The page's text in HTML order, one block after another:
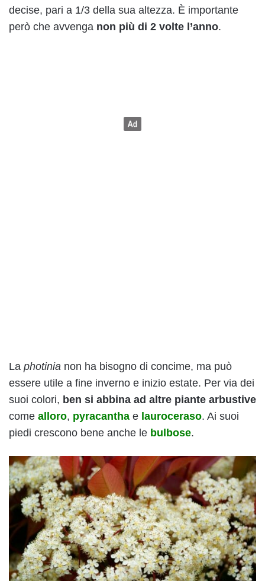
decise, pari a 1/3 della sua altezza. È importante
però che avvenga non più di 2 volte l’anno.
La photinia non ha bisogno di concime, ma può
essere utile a fine inverno e inizio estate. Per via dei
suoi colori, ben si abbina ad altre piante arbustive
come alloro, pyracantha e lauroceraso. Ai suoi
piedi crescono bene anche le bulbose.